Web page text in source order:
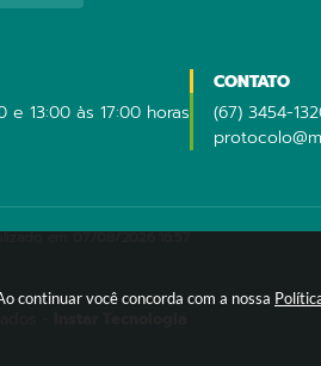
continuar você concorda com a nossa
13:00 às 17:00 horas
CONTATO
(67) 3454-
em:07/08/2026 16:57